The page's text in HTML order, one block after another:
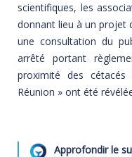
scientifiques, les
donnant lieu à un projet
une consultation du
arrêté portant
proximité des
Réunion » ont été
Approfondir le